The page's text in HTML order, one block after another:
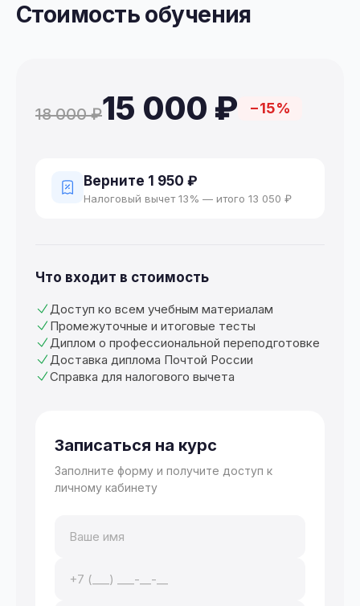
Стоимость обучения
18 000 ₽15 000 ₽ −15%
Верните 1 950 ₽
Налоговый вычет 13% — итого 13 050 ₽
Что входит в стоимость
Доступ ко всем учебным материалам
Промежуточные и итоговые тесты
Диплом о профессиональной переподготовке
Доставка диплома Почтой России
Справка для налогового вычета
Записаться на курс
Заполните форму и получите доступ к
личному кабинету